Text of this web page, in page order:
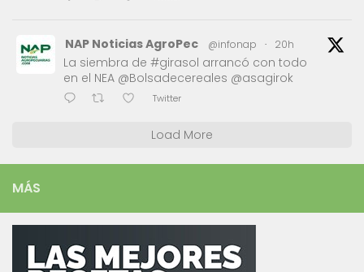
NAP Noticias AgroPec @infonap · 20h
La siembra de #girasol arrancó con todo
en el NEA @Bolsadecereales @asagirok
Twitter
Load More
MÁS